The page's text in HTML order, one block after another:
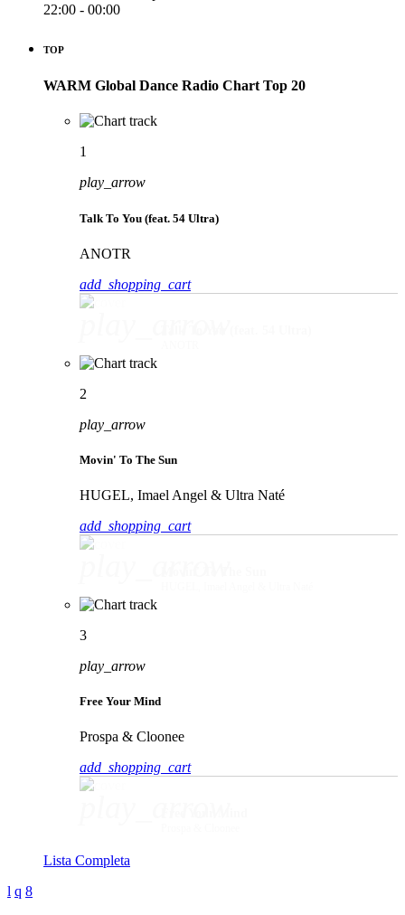
22:00 - 00:00
TOP
WARM Global Dance Radio Chart Top 20
1
play_arrow
Talk To You (feat. 54 Ultra)
ANOTR
add_shopping_cart
2
play_arrow
Movin' To The Sun
HUGEL, Imael Angel & Ultra Naté
add_shopping_cart
3
play_arrow
Free Your Mind
Prospa & Cloonee
add_shopping_cart
Lista Completa